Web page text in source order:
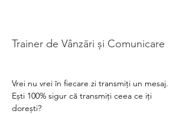
Trainer de Vânzări și Comunicare
Vrei nu vrei în fiecare zi transmiți un mesaj.
Ești 100% sigur că transmiți ceea ce iți
dorești?